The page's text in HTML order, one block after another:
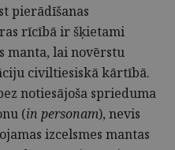
pierādīšanas
rīcībā ir šķietami
manta, lai novērstu
civiltiesiskā kārtībā.
notiesājoša sprieduma
(in personam), nevis
izcelsmes mantas